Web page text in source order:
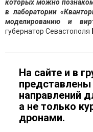
которых можно
в лаборатории
моделированию и
губернатор Севастополя
На сайте и в
представлены
направлений
а не только
дронами.